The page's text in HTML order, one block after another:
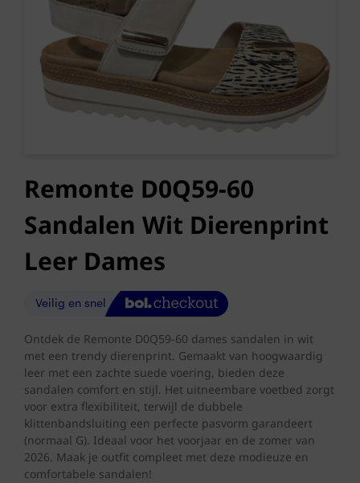
Remonte D0Q59-60
Sandalen Wit Dierenprint
Leer Dames
Ontdek de Remonte D0Q59-60 dames sandalen in wit
met een trendy dierenprint. Gemaakt van hoogwaardig
leer met een zachte suede voering, bieden deze
sandalen comfort en stijl. Het uitneembare voetbed zorgt
voor extra flexibiliteit, terwijl de dubbele
klittenbandsluiting een perfecte pasvorm garandeert
(normaal G). Ideaal voor het voorjaar en de zomer van
2026. Maak je outfit compleet met deze modieuze en
comfortabele sandalen!